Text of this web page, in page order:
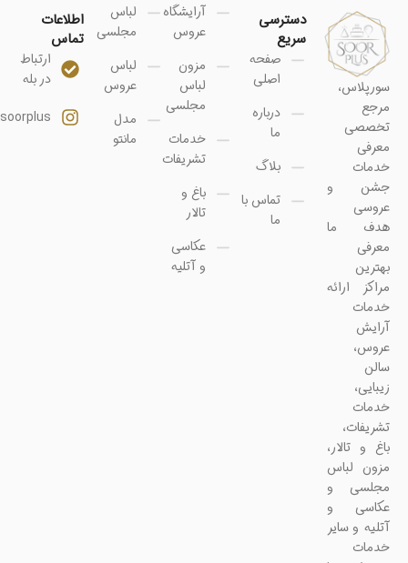
سورپلاس،
مرجع
تخصصی
معرفی
خدمات
جشن و
عروسی
هدف ما
معرفی
بهترین
مراکز ارائه
خدمات
آرایش
عروس،
سالن
زیبایی،
خدمات
تشریفات،
باغ و تالار،
مزون لباس
مجلسی و
عکاسی و
آتلیه و سایر
خدمات
دسترسی
سریع
صفحه
اصلی
درباره
ما
بلاگ
تماس با
ما
آرایشگاه
عروس
مزون
لباس
مجلسی
خدمات
تشریفات
باغ و
تالار
عکاسی
و آتلیه
لباس
مجلسی
لباس
عروس
مدل
مانتو
اطلاعات
تماس
ارتباط
در بله
soorplus@